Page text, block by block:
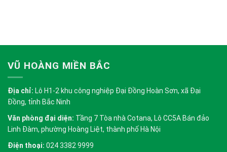
VŨ HOÀNG MIỀN BẮC
Địa chỉ: Lô H1-2 khu công nghiệp Đại Đồng Hoàn Sơn, xã Đại
Đồng, tỉnh Bắc Ninh
Văn phòng đại diện: Tầng 7 Tòa nhà Cotana, Lô CC5A Bán đảo
Linh Đàm, phường Hoàng Liệt, thành phố Hà Nội
Điện thoại: 024 3382 9999